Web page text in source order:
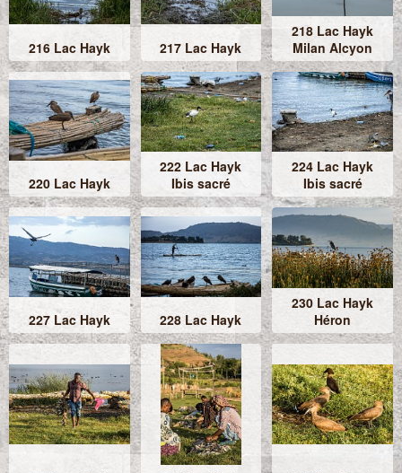
216 Lac Hayk 217 Lac Hayk
218 Lac Hayk
Milan Alcyon
220 Lac Hayk
222 Lac Hayk
Ibis sacré
224 Lac Hayk
Ibis sacré
227 Lac Hayk 228 Lac Hayk
230 Lac Hayk
Héron